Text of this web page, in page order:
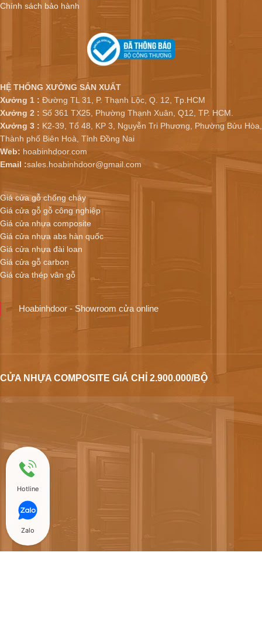
Chính sách bảo hành
HỆ THỐNG XƯỞNG SẢN XUẤT
Xưởng 1 : Đường TL 31, P. Thạnh Lộc, Q. 12, Tp.HCM
Xưởng 2 : Số 361 TX25, Phường Thạnh Xuân, Q12, TP. HCM.
Xưởng 3 : K2-39, Tổ 48, KP 3, Nguyễn Tri Phương, Phường Bửu Hòa,
Thành phố Biên Hoà, Tỉnh Đồng Nai
Web: hoabinhdoor.com
Email :sales.hoabinhdoor@gmail.com
Giá cửa gỗ chống cháy
Giá cửa gỗ gỗ công nghiệp
Giá cửa nhựa composite
Giá cửa nhựa abs hàn quốc
Giá cửa nhựa đài loan
Giá cửa gỗ carbon
Giá cửa thép vân gỗ
Hoabinhdoor - Showroom cửa online
CỬA NHỰA COMPOSITE GIÁ CHỈ 2.900.000/BỘ
Hotline
Zalo